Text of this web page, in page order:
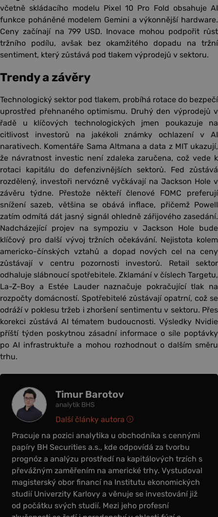
včetně skládacího modelu Pixel 10 Pro Fold obsahuje AI
funkce poháněné modelem Gemini a výkonnější hardware.
Ceny začínají na 799 USD. Inovace mohou podpořit růst
tržního podílu, avšak bez okamžitého dopadu na tržní
sentiment, který zůstává pod tlakem výprodejů v sektoru.
Trendy a závěry
Technologický sektor pod tlakem, probíhá rotace do bezpečí
uprostřed přehnaného optimismu. Druhý den výprodejů v
řadě u klíčových technologických jmen poukazuje na
citlivost investorů na jakékoli známky ochlazení v AI
narativech. Komentáře Sama Altmana a data z MIT ukazují,
že návratnost investic není zdaleka zaručena, což vede k
rotaci kapitálu do defenzivnějších sektorů. Fed zůstává
rozdělený, investoři nervózně vyčkávají na Jackson Hole v
závěru týdne. Přestože někteří členové FOMC preferují
snížení sazeb, většina se obává inflace, přičemž Powell
zatím odmítá dát jasný signál ohledně zářijového zasedání.
Nadcházející projev na sympoziu v Jackson Hole bude
klíčový pro další vývoj tržních očekávání. Nejistota kolem
americko-čínských vztahů a dopad nových cel na ceny
zůstávají v centru pozornosti investorů. Retail sektor
odhaluje slábnoucí spotřebitele. Zklamání v číslech Targetu,
La-Z-Boy a Estée Lauder naznačuje pokračující tlak na
rozpočty domácností. Spotřebitelé zůstávají opatrní, což se
odráží v poklesu tržeb i zhoršení sentimentu v sektoru. Přes
korekci zůstává AI tématem budoucnosti. Výsledky Nvidie
příští týden poskytnou zásadní informace o síle poptávky
po AI infrastruktuře a mohou rozhodnout o dalším směru
trhu.
Timur Barotov
analytik BHS
Pracuje na pozici analytika u obchodníka s cennými
papíry BH Securities a.s., kde odpovídá za tvorbu
prognóz a analýzu prostředí na kapitálových trzích s
převážným zaměřením na americké trhy. Vystudoval
magisterský obor financí na Institutu ekonomických
studií Univerzity Karlovy a věnuje se investování již
od počátku svých studií. Mezi jeho profesní
Další články autora